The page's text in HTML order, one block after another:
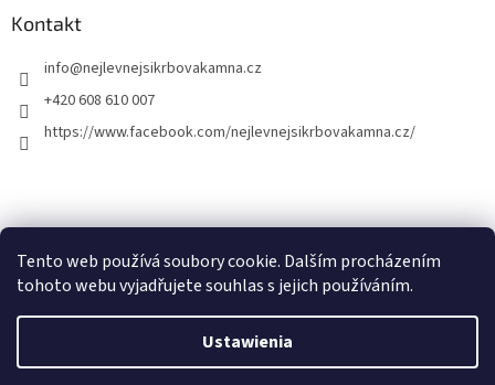
Tento web používá soubory cookie. Dalším procházením
tohoto webu vyjadřujete souhlas s jejich používáním.
Ustawienia
Kontakt
info@nejlevnejsikrbovakamna.cz
+420 608 610 007
https://www.facebook.com/nejlevnejsikrbovakamna.cz/